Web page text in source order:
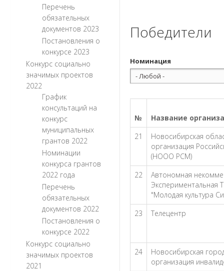
Перечень
обязательных
документов 2023
Постановления о
конкурсе 2023
Конкурс социально
значимых проектов
2022
График
консультаций на
конкурс
муниципальных
грантов 2022
Номинации
конкурса грантов
2022 года
Перечень
обязательных
документов 2022
Постановления о
конкурсе 2022
Конкурс социально
значимых проектов
2021
Победители
Номинация
№
Название
21
Новосибирская
организация
(НООО РСМ)
22
Автономная
Экспериментальная
"Молодая культура
23
Телецентр
24
Новосибирская
организация